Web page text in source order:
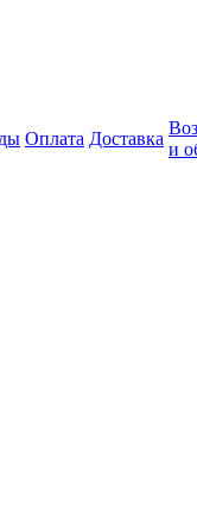
Оплата Доставка
и